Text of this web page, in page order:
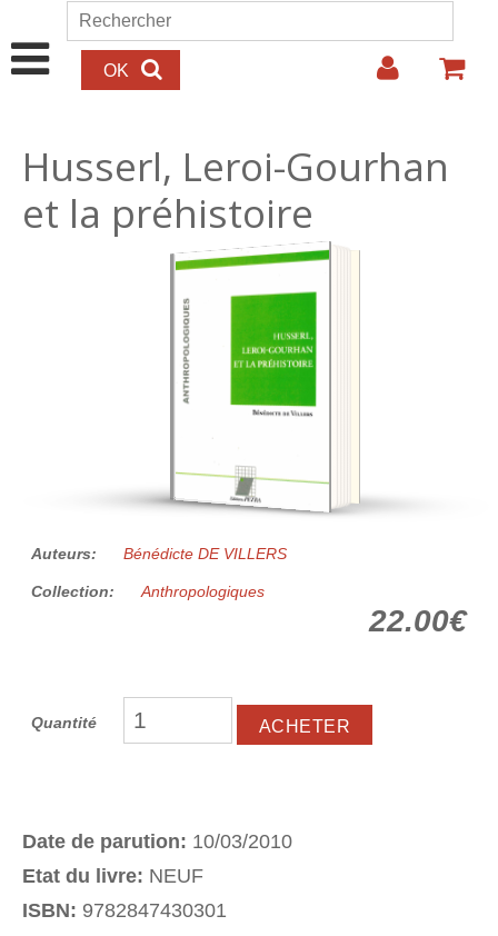
Aller au contenu principal
Formulaire de recherche
Rechercher
Husserl, Leroi-Gourhan
et la préhistoire
22.00€
Auteurs: Bénédicte DE VILLERS
Collection: Anthropologiques
22.00€
Quantité
Date de parution: 10/03/2010
Etat du livre: NEUF
ISBN: 9782847430301